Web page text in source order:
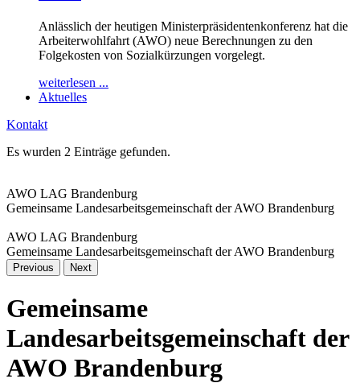
Anlässlich der heutigen Ministerpräsidentenkonferenz hat die
Arbeiterwohlfahrt (AWO) neue Berechnungen zu den
Folgekosten von Sozialkürzungen vorgelegt.
weiterlesen ...
Aktuelles
Kontakt
Es wurden 2 Einträge gefunden.
AWO LAG Brandenburg
Gemeinsame Landesarbeitsgemeinschaft der AWO Brandenburg
AWO LAG Brandenburg
Gemeinsame Landesarbeitsgemeinschaft der AWO Brandenburg
Previous Next
Gemeinsame
Landesarbeitsgemeinschaft der
AWO Brandenburg